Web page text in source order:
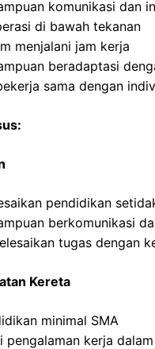
komunikasi dan
di bawah tekanan
menjalani jam kerja
beradaptasi
sama dengan
pendidikan
berkomunikasi
tugas dengan
Kereta
minimal SMA
pengalaman kerja